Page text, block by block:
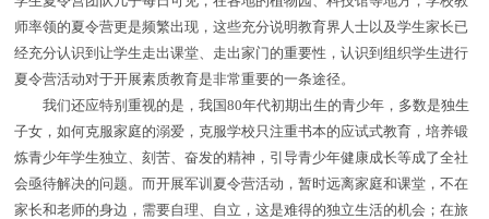
师率领的夏令营更是频繁出现，这些充分说明教育界人士以及学生家长已
经充分认识到让学生走出课堂、走出家门的重要性，认识到组织学生进行
夏令营活动对于开展素质教育是非常重要的一条途径。
我们还应特别重视的是，我国80年代初期出生的青少年，多数是独生
子女，如何克服家庭的溺爱，克服学校只注重书本的应试式教育，培养锻
炼青少年学生独立、刻苦、奋发的精神，引导青少年健康成长等成了全社
会亟待解决的问题。而开展军训夏令营活动，暂时远离家庭和课堂，不在
家长和老师的身边，需要自理、自立，这是难得的独立生活的机会；在旅